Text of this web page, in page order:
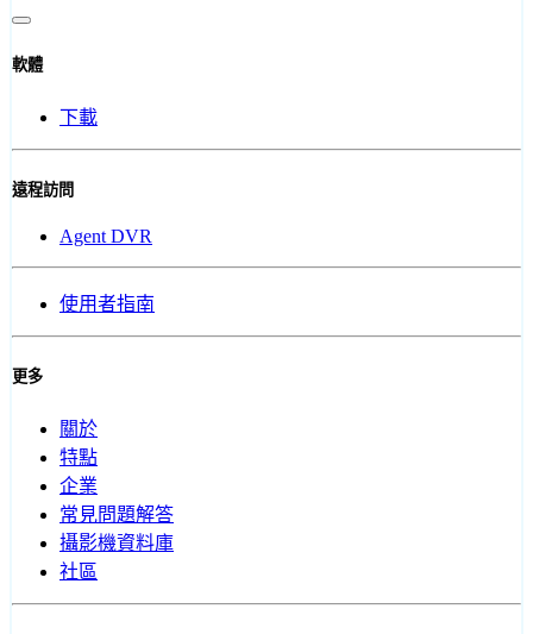
軟體
下載
遠程訪問
Agent DVR
使用者指南
更多
關於
特點
企業
常見問題解答
攝影機資料庫
社區